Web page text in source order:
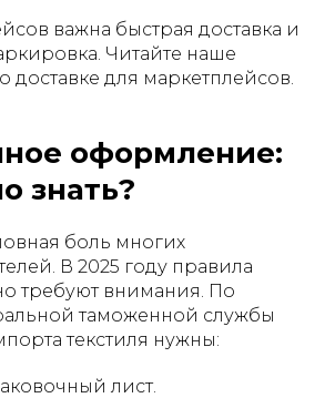
важна быстрая доставка и
Читайте наше
доставке для маркетплейсов.
оформление:
знать?
боль многих
В 2025 году правила
требуют внимания. По
таможенной службы
текстиля нужны:
лист.